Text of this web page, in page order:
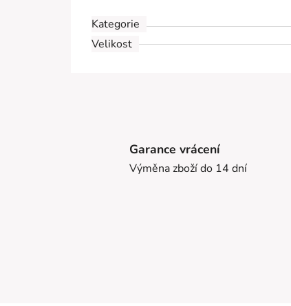
Kategorie
Velikost
Garance vrácení
Výměna zboží do 14 dní